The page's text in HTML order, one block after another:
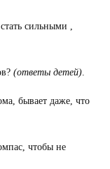
сильными ,
(ответы детей).
бывает даже, что
чтобы не